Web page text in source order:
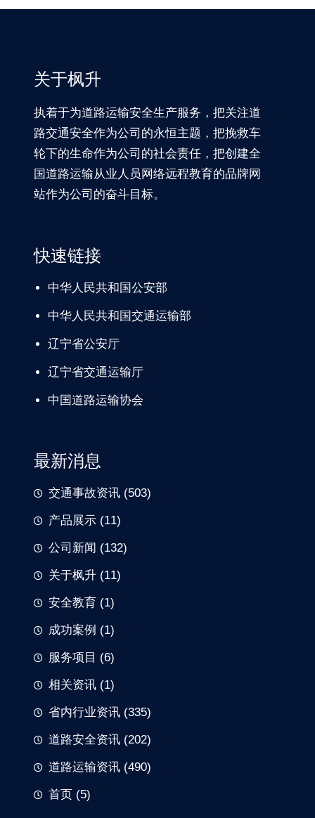
关于枫升
执着于为道路运输安全生产服务，把关注道
路交通安全作为公司的永恒主题，把挽救车
轮下的生命作为公司的社会责任，把创建全
国道路运输从业人员网络远程教育的品牌网
站作为公司的奋斗目标。
快速链接
中华人民共和国公安部
中华人民共和国交通运输部
辽宁省公安厅
辽宁省交通运输厅
中国道路运输协会
最新消息
交通事故资讯 (503)
产品展示 (11)
公司新闻 (132)
关于枫升 (11)
安全教育 (1)
成功案例 (1)
服务项目 (6)
相关资讯 (1)
省内行业资讯 (335)
道路安全资讯 (202)
道路运输资讯 (490)
首页 (5)